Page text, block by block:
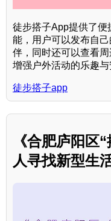
徒步搭子App提供了便
能，用户可以发布自
伴，同时还可以查看
增强户外活动的乐趣与
徒步搭子app
《合肥庐阳区
人寻找新型生